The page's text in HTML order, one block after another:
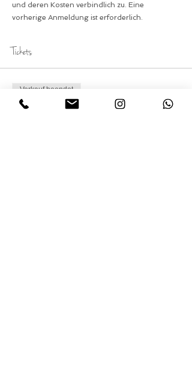
und deren Kosten verbindlich zu. Eine
vorherige Anmeldung ist erforderlich.
Tickets
Verkauf beendet
Tickettyp